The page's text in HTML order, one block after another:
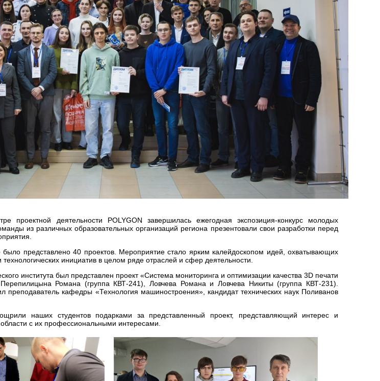
проектной деятельности POLYGON завершилась ежегодная экспозиция-конкурс молодых
из различных образовательных организаций региона презентовали свои разработки перед
представлено 40 проектов. Мероприятие стало ярким калейдоскопом идей, охватывающих
инициатив в целом ряде отраслей и сфер деятельности.
института был представлен проект «Система мониторинга и оптимизации качества 3D печати
Романа (группа КВТ-241), Ловчева Романа и Ловчева Никиты (группа КВТ-231).
преподаватель кафедры «Технология машиностроения», кандидат технических наук Поливанов
наших студентов подарками за представленный проект, представляющий интерес и
с их профессиональными интересами.